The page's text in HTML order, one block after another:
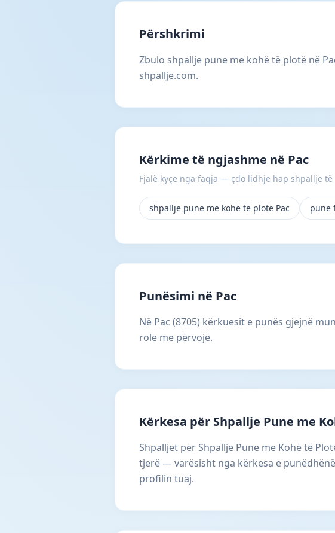
Përshkrimi
Zbulo shpallje pune me kohë të plotë në
shpallje.com.
Kërkime të ngjashme në Pac
Fjalë kyçe nga faqja — çdo lidhje hap shpallje
shpallje pune me kohë të plotë Pac pune
Punësimi në Pac
Në Pac (8705) kërkuesit e punës gjejnë
role me përvojë.
Kërkesa për Shpallje Pune me
Shpalljet për Shpallje Pune me Kohë të
tjerë — varësisht nga kërkesa e
profilin tuaj.